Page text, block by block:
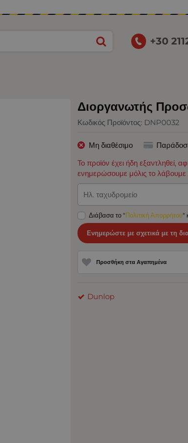
+30
Διοργανωτής
Κωδικός Προϊόντος: DNP0032
Μη διαθέσιμο
Το προϊόν έχει ήδη εξαντληθεί,
ενημερώσουμε μόλις το
Ηλ. ταχυδρομείο
Διάβασα το "Πολιτική Απορρήτου"
Ενημερώστε με σχετικά με τη
Προσθήκη στα Αγαπημένα
Dunlop